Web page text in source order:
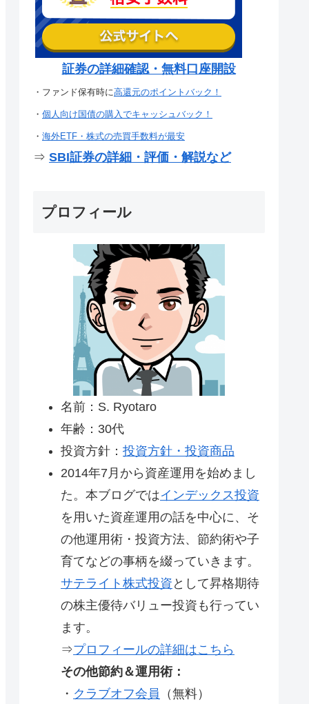
証券の詳細確認・無料口座開設
・ファンド保有時に高還元のポイントバック！
・ 個人向け国債の購入でキャッシュバック！
・ 海外ETF・株式の売買手数料が最安
⇒ SBI証券の詳細・評価・解説など
プロフィール
名前：S. Ryotaro
年齢：30代
投資方針： 投資方針・投資商品
2014年7月から資産運用を始めまし
た。本ブログではインデックス投資
を用いた資産運用の話を中心に、そ
の他運用術・投資方法、節約術や子
育てなどの事柄を綴っていきます。
サテライト株式投資 として昇格期待
の株主優待バリュー投資も行ってい
ます。
⇒プロフィールの詳細はこちら
その他節約＆運用術：
・ クラブオフ会員 （無料）